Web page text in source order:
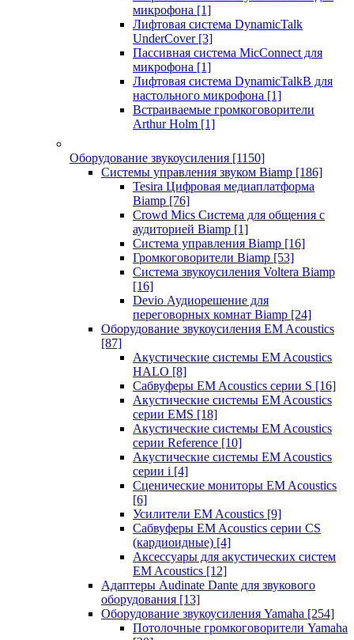
микрофона [1]
Лифтовая система DynamicTalk
UnderCover [3]
Пассивная система MicConnect для
микрофона [1]
Лифтовая система DynamicTalkB для
настольного микрофона [1]
Встраиваемые громкоговорители
Arthur Holm [1]
Оборудование звукоусиления [1150]
Системы управления звуком Biamp [186]
Tesira Цифровая медиаплатформа
Biamp [76]
Crowd Mics Система для общения с
аудиторией Biamp [1]
Система управления Biamp [16]
Громкоговорители Biamp [53]
Система звукоусиления Voltera Biamp
[16]
Devio Аудиорешение для
переговорных комнат Biamp [24]
Оборудование звукоусиления EM Acoustics
[87]
Акустические системы EM Acoustics
HALO [8]
Сабвуферы EM Acoustics серии S [16]
Акустические системы EM Acoustics
серии EMS [18]
Акустические системы EM Acoustics
серии Reference [10]
Акустические системы EM Acoustics
серии i [4]
Сценические мониторы EM Acoustics
[6]
Усилители EM Acoustics [9]
Сабвуферы EM Acoustics серии CS
(кардиоидные) [4]
Аксессуары для акустических систем
EM Acoustics [12]
Адаптеры Audinate Dante для звукового
оборудования [13]
Оборудование звукоусиления Yamaha [254]
Потолочные громкоговорители Yamaha